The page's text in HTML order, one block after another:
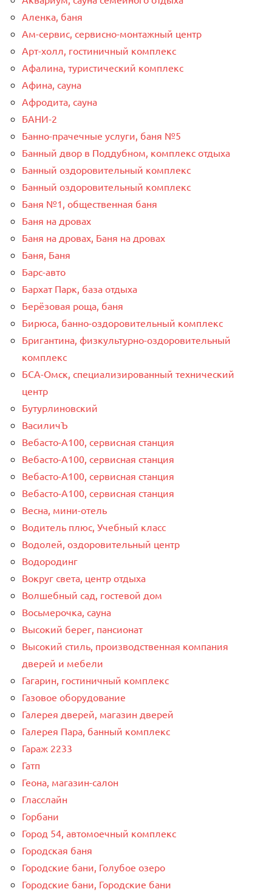
Аленка, баня
Ам-сервис, сервисно-монтажный центр
Арт-холл, гостиничный комплекс
Афалина, туристический комплекс
Афина, сауна
Афродита, сауна
БАНИ-2
Банно-прачечные услуги, баня №5
Банный двор в Поддубном, комплекс отдыха
Банный оздоровительный комплекс
Банный оздоровительный комплекс
Баня №1, общественная баня
Баня на дровах
Баня на дровах, Баня на дровах
Баня, Баня
Барс-авто
Бархат Парк, база отдыха
Берёзовая роща, баня
Бирюса, банно-оздоровительный комплекс
Бригантина, физкультурно-оздоровительный
комплекс
БСА-Омск, специализированный технический
центр
Бутурлиновский
ВасиличЪ
Вебасто-А100, сервисная станция
Вебасто-А100, сервисная станция
Вебасто-А100, сервисная станция
Вебасто-А100, сервисная станция
Весна, мини-отель
Водитель плюс, Учебный класс
Водолей, оздоровительный центр
Водородинг
Вокруг света, центр отдыха
Волшебный сад, гостевой дом
Восьмерочка, сауна
Высокий берег, пансионат
Высокий стиль, производственная компания
дверей и мебели
Гагарин, гостиничный комплекс
Газовое оборудование
Галерея дверей, магазин дверей
Галерея Пара, банный комплекс
Гараж 2233
Гатп
Геона, магазин-салон
Гласслайн
Горбани
Город 54, автомоечный комплекс
Городская баня
Городские бани, Голубое озеро
Городские бани, Городские бани